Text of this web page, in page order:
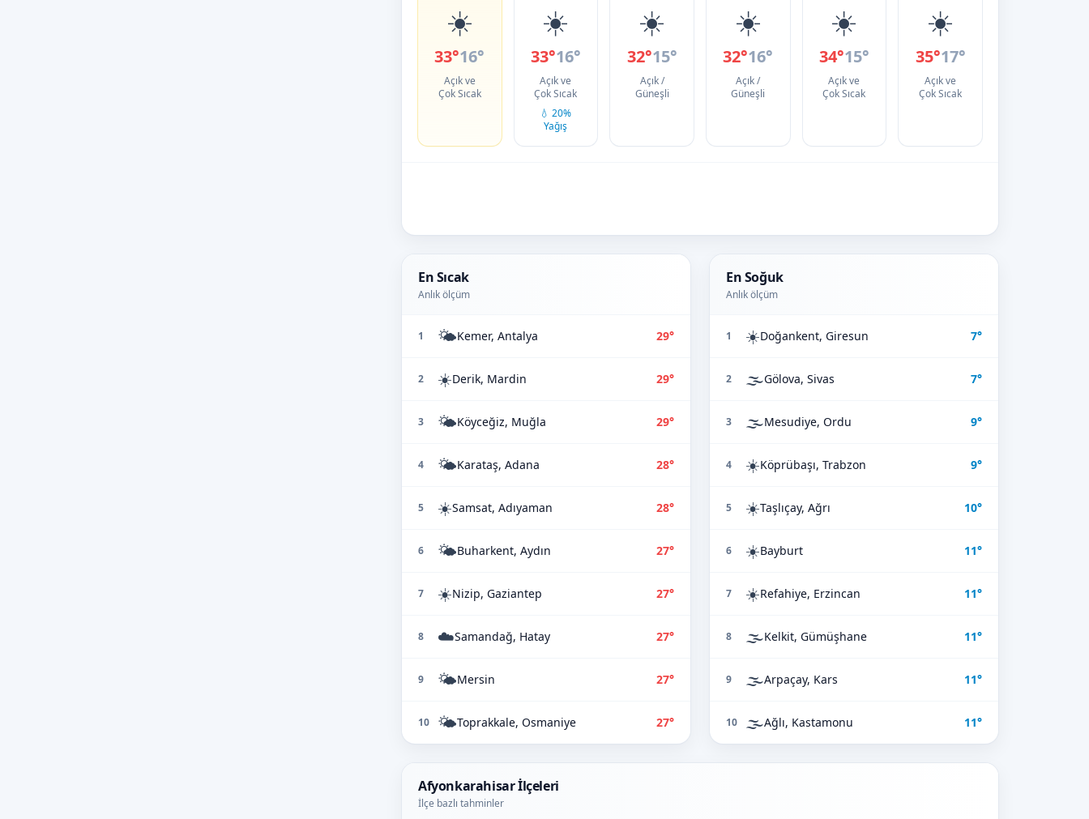
☀️
33°16°
Açık ve
Çok Sıcak
☀️
33°16°
Açık ve
Çok Sıcak
💧 20%
Yağış
☀️
32°15°
Açık /
Güneşli
☀️
32°16°
Açık /
Güneşli
☀️
34°15°
Açık ve
Çok Sıcak
☀️
35°17°
Açık ve
Çok Sıcak
En Sıcak
Anlık ölçüm
1 🌤️Kemer, Antalya 29°
2 ☀️Derik, Mardin 29°
3 🌤️Köyceğiz, Muğla 29°
4 🌤️Karataş, Adana 28°
5 ☀️Samsat, Adıyaman 28°
6 🌤️Buharkent, Aydın 27°
7 ☀️Nizip, Gaziantep 27°
8 ☁️Samandağ, Hatay 27°
9 🌤️Mersin 27°
10 🌤️Toprakkale, Osmaniye 27°
En Soğuk
Anlık ölçüm
1 ☀️Doğankent, Giresun 7°
2 🌫️Gölova, Sivas 7°
3 🌫️Mesudiye, Ordu 9°
4 ☀️Köprübaşı, Trabzon 9°
5 ☀️Taşlıçay, Ağrı 10°
6 ☀️Bayburt 11°
7 ☀️Refahiye, Erzincan 11°
8 🌫️Kelkit, Gümüşhane 11°
9 🌫️Arpaçay, Kars 11°
10 🌫️Ağlı, Kastamonu 11°
Afyonkarahisar İlçeleri
İlçe bazlı tahminler